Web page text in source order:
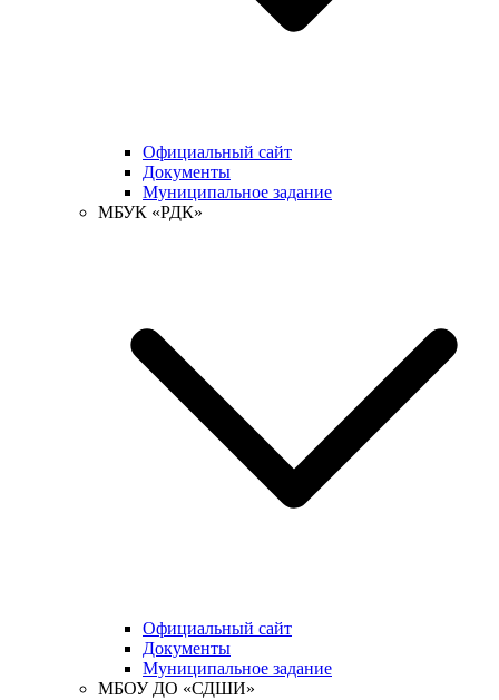
Официальный сайт
Документы
Муниципальное задание
МБУК «РДК»
Официальный сайт
Документы
Муниципальное задание
МБОУ ДО «СДШИ»